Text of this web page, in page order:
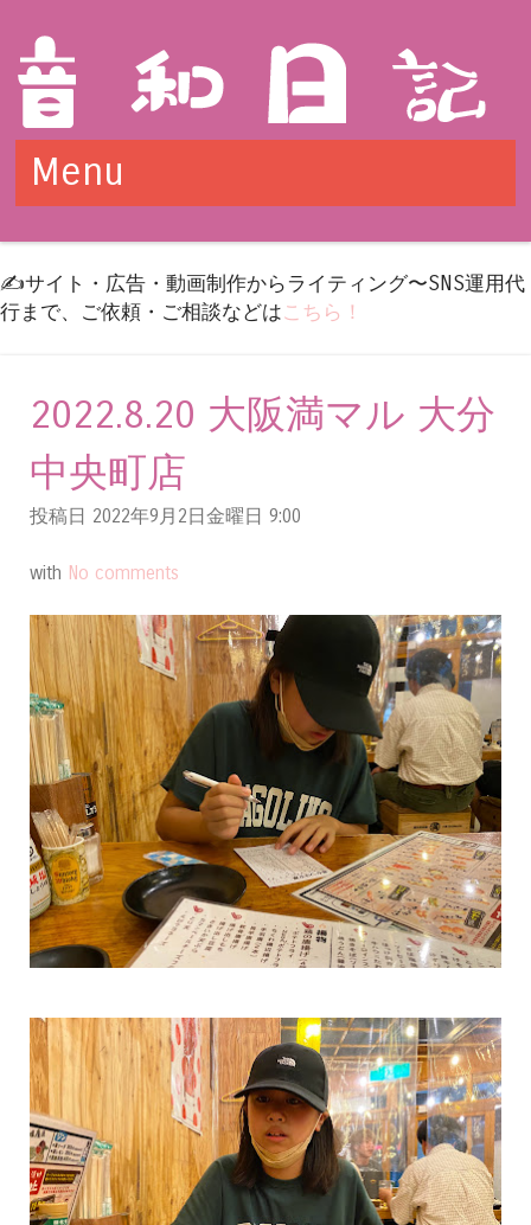
Menu
✍️サイト・広告・動画制作からライティング〜SNS運用代
行まで、ご依頼・ご相談などはこちら！
2022.8.20 大阪満マル 大分
中央町店
投稿日 2022年9月2日金曜日 9:00
with No comments